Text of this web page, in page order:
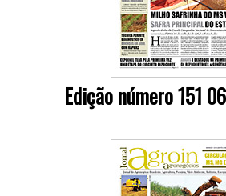
Edição número 151